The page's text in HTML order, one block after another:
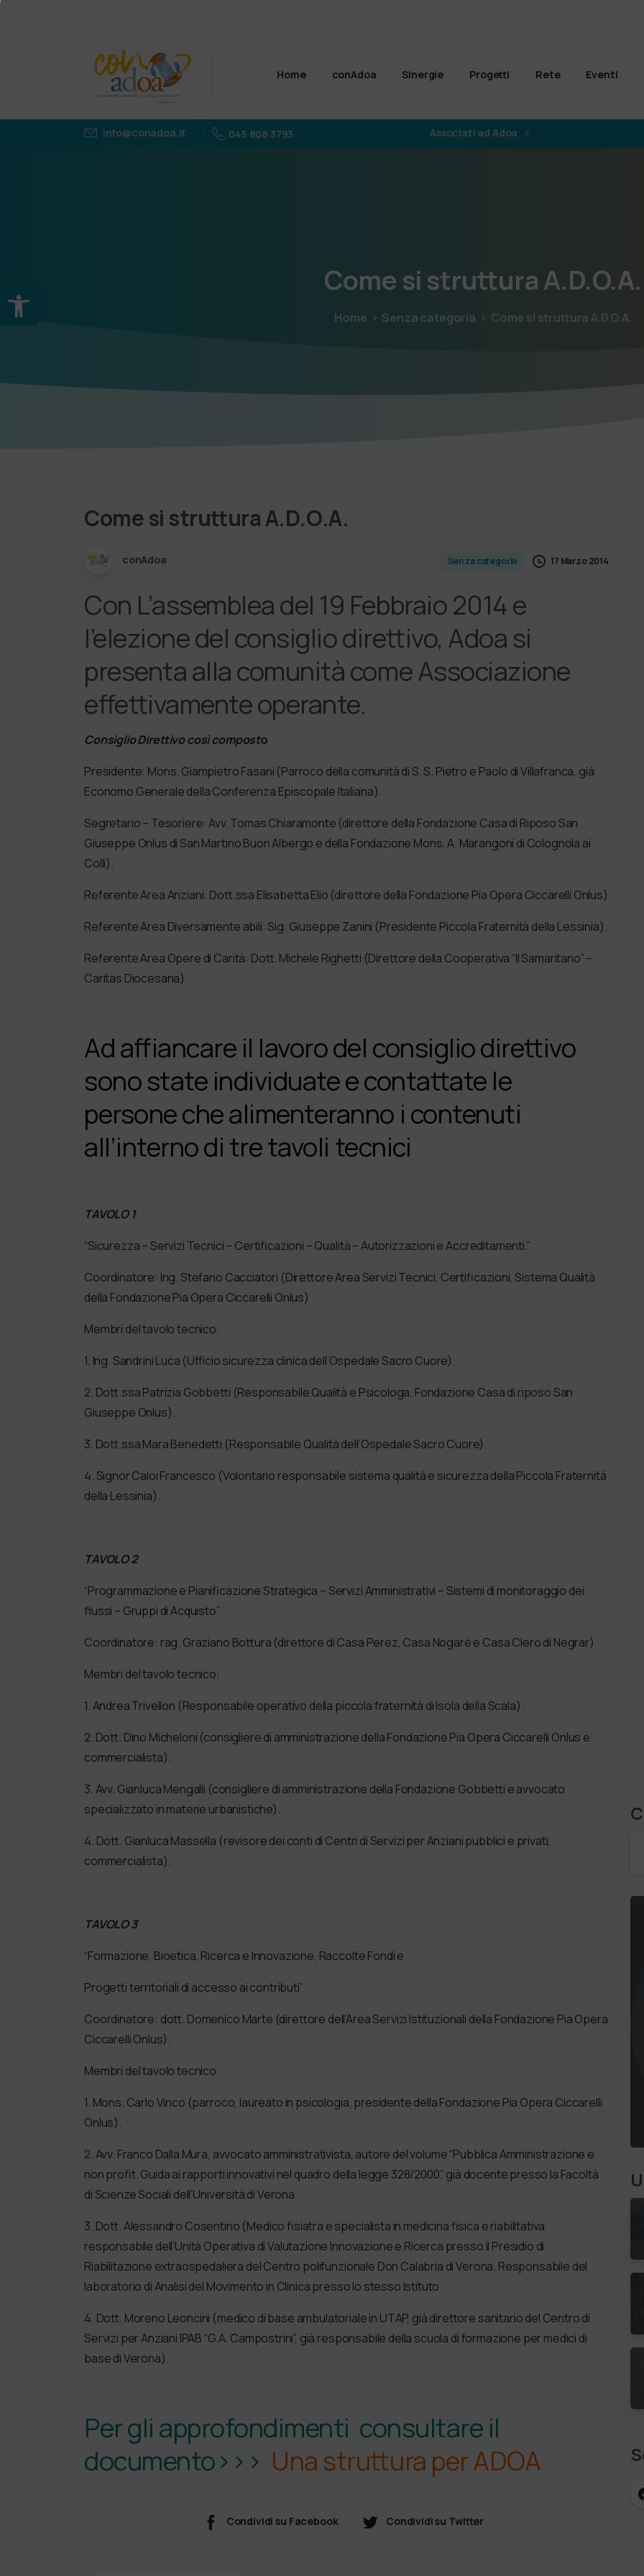
Apri la barra degli strumenti
Home conAdoa Sinergie Progetti Rete Eventi
info@conadoa.it 045 808 3793 Associati ad Adoa
Come si strutturaA.D.O.A.
Home Senza categoria Come si struttura A.D.O.A.
Comesi strutturaA.D.O.A.
conAdoa Senza categoria 17 Marzo 2014
Con L’assemblea del 19 Febbraio 2014 e
l’elezione del consiglio direttivo, Adoa si
presenta alla comunità come Associazione
effettivamente operante.
Consiglio Direttivo così composto
Presidente: Mons. Giampietro Fasani (Parroco della comunità di S. S. Pietro e Paolo di Villafranca, già
Economo Generale della Conferenza Episcopale Italiana).
Segretario – Tesoriere: Avv. Tomas Chiaramonte (direttore della Fondazione Casa di Riposo San
Giuseppe Onlus di San Martino Buon Albergo e della Fondazione Mons. A. Marangoni di Colognola ai
Colli).
Referente Area Anziani: Dott.ssa Elisabetta Elio (direttore della Fondazione Pia Opera Ciccarelli Onlus)
Referente Area Diversamente abili: Sig. Giuseppe Zanini (Presidente Piccola Fraternità della Lessinia).
Referente Area Opere di Carità: Dott. Michele Righetti (Direttore della Cooperativa “Il Samaritano” –
Caritas Diocesana).
Ad affiancare il lavoro del consiglio direttivo
sono state individuate e contattate le
persone che alimenteranno i contenuti
all’interno di tre tavoli tecnici
TAVOLO 1
“Sicurezza – Servizi Tecnici – Certificazioni – Qualità – Autorizzazioni e Accreditamenti.”
Coordinatore: Ing. Stefano Cacciatori (Direttore Area Servizi Tecnici, Certificazioni, Sistema Qualità
della Fondazione Pia Opera Ciccarelli Onlus)
Membri del tavolo tecnico:
1. Ing. Sandrini Luca (Ufficio sicurezza clinica dell’Ospedale Sacro Cuore).
2. Dott.ssa Patrizia Gobbetti (Responsabile Qualità e Psicologa, Fondazione Casa di riposo San
Giuseppe Onlus).
3. Dott.ssa Mara Benedetti (Responsabile Qualità dell’Ospedale Sacro Cuore).
4. Signor Caloi Francesco (Volontario responsabile sistema qualità e sicurezza della Piccola Fraternità
della Lessinia).
TAVOLO 2
“Programmazione e Pianificazione Strategica – Servizi Amministrativi – Sistemi di monitoraggio dei
flussi – Gruppi di Acquisto”
Coordinatore: rag. Graziano Bottura (direttore di Casa Perez, Casa Nogarè e Casa Clero di Negrar)
Membri del tavolo tecnico:
1. Andrea Trivellon (Responsabile operativo della piccola fraternità di Isola della Scala).
2. Dott. Dino Micheloni (consigliere di amministrazione della Fondazione Pia Opera Ciccarelli Onlus e
commercialista).
3. Avv. Gianluca Mengalli (consigliere di amministrazione della Fondazione Gobbetti e avvocato
specializzato in materie urbanistiche).
4. Dott. Gianluca Massella (revisore dei conti di Centri di Servizi per Anziani pubblici e privati,
commercialista).
TAVOLO 3
“Formazione, Bioetica, Ricerca e Innovazione, Raccolte Fondi e
Progetti territoriali di accesso ai contributi”
Coordinatore: dott. Domenico Marte (direttore dell’Area Servizi Istituzionali della Fondazione Pia Opera
Ciccarelli Onlus).
Membri del tavolo tecnico:
1. Mons. Carlo Vinco (parroco, laureato in psicologia, presidente della Fondazione Pia Opera Ciccarelli
Onlus).
2. Avv. Franco Dalla Mura, avvocato amministrativista, autore del volume “Pubblica Amministrazione e
non profit. Guida ai rapporti innovativi nel quadro della legge 328/2000”, già docente presso la Facoltà
di Scienze Sociali dell’Università di Verona.
3. Dott. Alessandro Cosentino (Medico fisiatra e specialista in medicina fisica e riabilitativa
responsabile dell’Unità Operativa di Valutazione Innovazione e Ricerca presso il Presidio di
Riabilitazione extraospedaliera del Centro polifunzionale Don Calabria di Verona. Responsabile del
laboratorio di Analisi del Movimento in Clinica presso lo stesso Istituto.
4. Dott. Moreno Leoncini (medico di base ambulatoriale in UTAP, già direttore sanitario del Centro di
Servizi per Anziani IPAB “G.A. Campostrini”, già responsabile della scuola di formazione per medici di
base di Verona).
Per gli approfondimenti consultare il
documento>>> Una struttura per ADOA
Condividi su Facebook Condividi su Twitter